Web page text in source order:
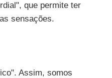
que permite ter
sensações.
Assim, somos